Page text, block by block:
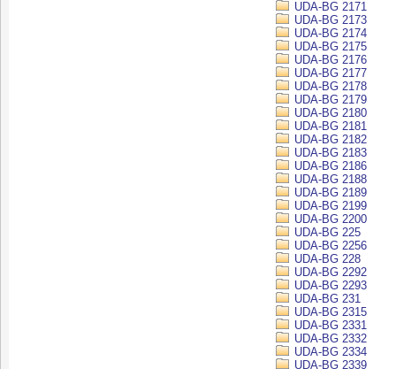
UDA-BG 2171
UDA-BG 2173
UDA-BG 2174
UDA-BG 2175
UDA-BG 2176
UDA-BG 2177
UDA-BG 2178
UDA-BG 2179
UDA-BG 2180
UDA-BG 2181
UDA-BG 2182
UDA-BG 2183
UDA-BG 2186
UDA-BG 2188
UDA-BG 2189
UDA-BG 2199
UDA-BG 2200
UDA-BG 225
UDA-BG 2256
UDA-BG 228
UDA-BG 2292
UDA-BG 2293
UDA-BG 231
UDA-BG 2315
UDA-BG 2331
UDA-BG 2332
UDA-BG 2334
UDA-BG 2339